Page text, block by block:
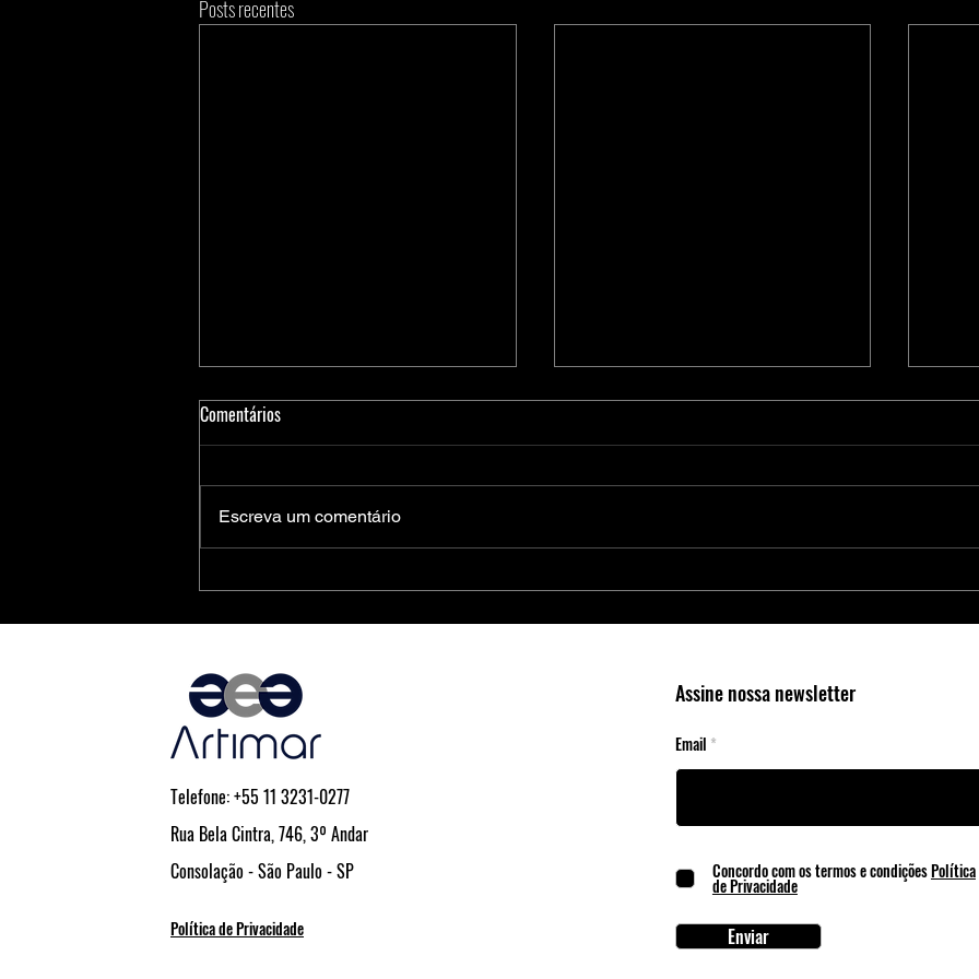
Posts recentes
Medidores Inteligentes de Energia:
Comerciais e Industriais
Proteja Aplicações Críticas com os
Comentários
Escreva um comentário
Telefone: +55 11 3231-0277
Rua Bela Cintra, 746, 3º Andar
Consolação - São Paulo - SP
Política de Privacidade
Assine nossa newsletter
Email
Concordo com os termos e condiçõesPolítica
de Privacidade
Enviar